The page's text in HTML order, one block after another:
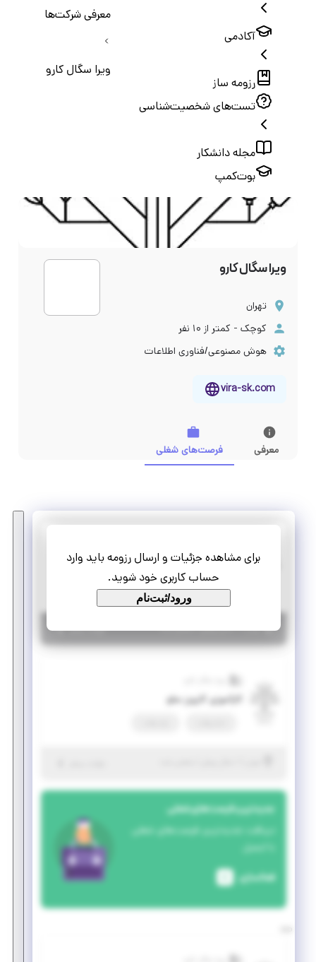
آکادمی
رزومه ساز
تست‌های شخصیت‌شناسی
مجله دانشکار
بوت‌کمپ
معرفی شرکت‌ها
ویرا سگال کارو
ویرا سگال کارو
تهران
کوچک - کمتر از ۱۰ نفر
هوش مصنوعی/فناوری اطلاعات
vira-sk.com
معرفی فرصت‌های شغلی
برای مشاهده جزئیات و ارسال رزومه باید وارد
حساب کاربری خود شوید.
ورود/ثبت‌نام
کارآموزی طراح رابط کاربری (UI/UX)
پاره وقت تمام وقت
تهران |۱ سال پیش | منقضی شده جزئیات بیشتر
کارآموزی کارورز سئو
جدیدترین فرصت‌های شغلی
دریافت جدیدترین فرصت‌های شغلی
با ایمیل
فعالسازی